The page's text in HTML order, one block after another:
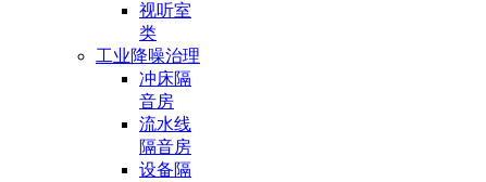
视听室
类
工业降噪治理
冲床隔
音房
流水线
隔音房
设备隔